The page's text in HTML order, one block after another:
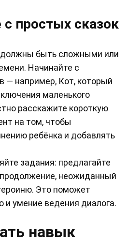
с простых сказок
быть сложными или
Начинайте с
— например, Кот, который
маленького
расскажите короткую
на том, чтобы
ребёнка и добавлять
задания: предлагайте
неожиданный
Это поможет
и умение ведения диалога.
навык